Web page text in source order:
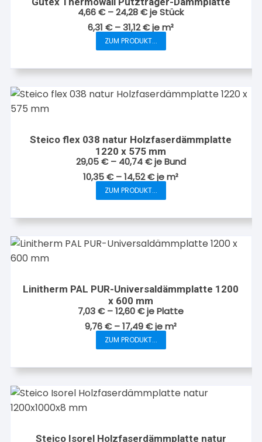
4,66€–24,28€je Stück
6,31€–31,12€jem²
ZUM PRODUKT...
Dieses
weist
mehrere
Optionen
können
auf
der
Produktseite
gewählt
Steico flex 038 natur Holzfaserdämmplatte
1220 x 575 mm
29,05€– 40,74€je Bund
10,35€–14,52€jem²
ZUM PRODUKT...
Dieses
weist
mehrere
Optionen
können
auf
der
Produktseite
gewählt
Linitherm PAL PUR-Universaldämmplatte 1200
x 600 mm
7,03€–12,60€je Platte
9,76€–17,49€jem²
ZUM PRODUKT...
Dieses
weist
mehrere
Varianten
Steico Isorel Holzfaserdämmplatte natur